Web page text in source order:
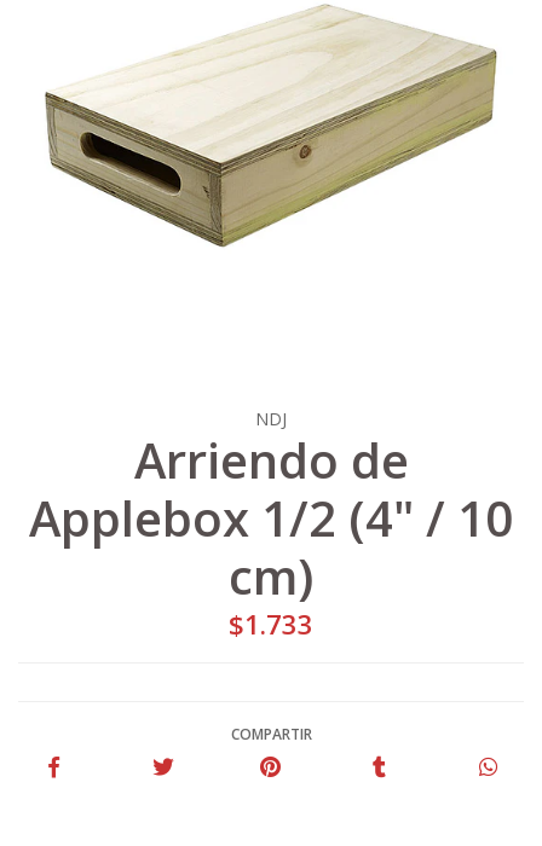
NDJ
Arriendo de
Applebox 1/2 (4" / 10
cm)
$1.733
COMPARTIR